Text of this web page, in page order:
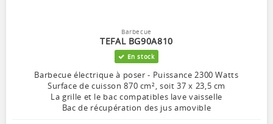
Barbecue
TEFAL BG90A810
En stock
Barbecue électrique à poser - Puissance 2300 Watts
Surface de cuisson 870 cm², soit 37 x 23,5 cm
La grille et le bac compatibles lave vaisselle
Bac de récupération des jus amovible